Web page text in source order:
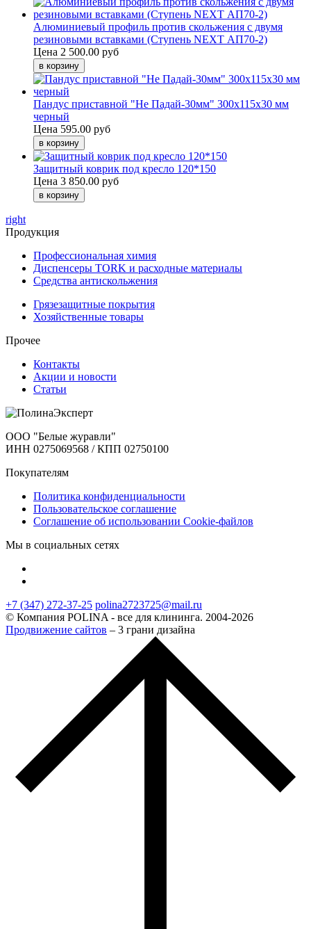
Алюминиевый профиль против скольжения с двумя
резиновыми вставками (Ступень NEXT АП70-2)
Цена 2 500.00 руб
Пандус приставной "Не Падай-30мм" 300х115х30 мм
черный
Цена 595.00 руб
Защитный коврик под кресло 120*150
Цена 3 850.00 руб
right
Продукция
Профессиональная химия
Диспенсеры TORK и расходные материалы
Cредства антискольжения
Грязезащитные покрытия
Хозяйственные товары
Прочее
Контакты
Акции и новости
Статьи
ООО "Белые журавли"
ИНН 0275069568 / КПП 02750100
Покупателям
Политика конфиденциальности
Пользовательское соглашение
Соглашение об использовании Cookie-файлов
Мы в социальных сетях
+7 (347) 272-37-25 polina2723725@mail.ru
© Компания POLINA - все для клининга. 2004-2026
Продвижение сайтов – 3 грани дизайна